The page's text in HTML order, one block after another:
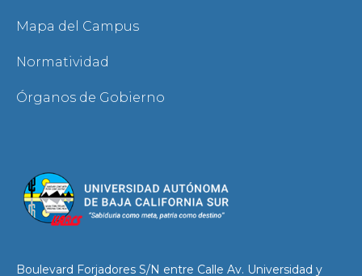
Mapa del Campus
Normatividad
Órganos de Gobierno
Boulevard Forjadores S/N entre Calle Av. Universidad y